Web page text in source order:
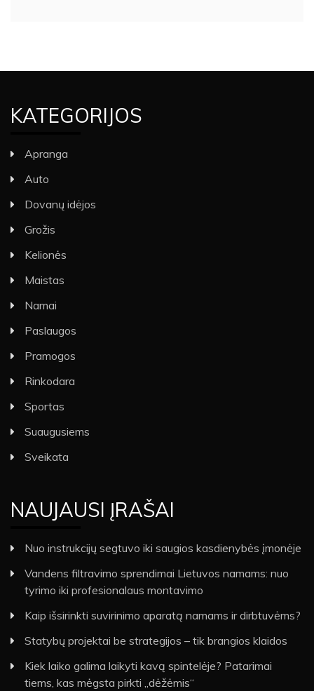
KATEGORIJOS
Apranga
Auto
Dovanų idėjos
Grožis
Kelionės
Maistas
Namai
Paslaugos
Pramogos
Rinkodara
Sportas
Suaugusiems
Sveikata
NAUJAUSI ĮRAŠAI
Nuo instrukcijų segtuvo iki saugios kasdienybės įmonėje
Vandens filtravimo sprendimai Lietuvos namams: nuo
tyrimo iki profesionalaus montavimo
Kaip išsirinkti suvirinimo aparatą namams ir dirbtuvėms?
Statybų projektai be strategijos – tik brangios klaidos
Kiek laiko galima laikyti kavą spintelėje? Patarimai
tiems, kas mėgsta pirkti „dėžėmis“